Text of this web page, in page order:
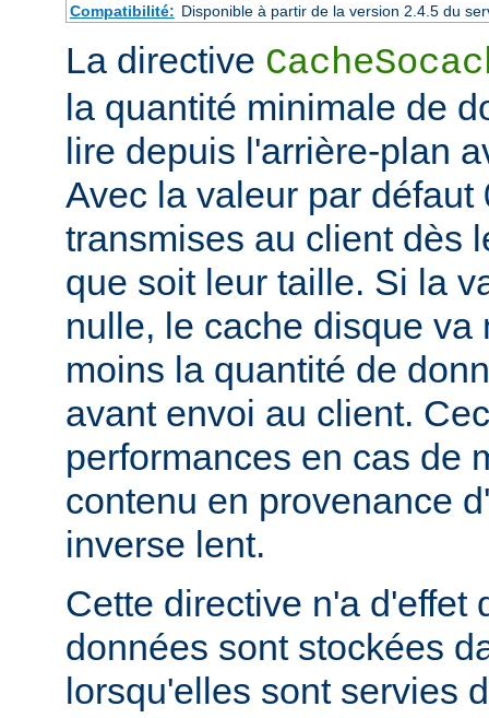
Compatibilité: Disponible à partir de la version 2.4.5 du
La directive
la quantité minimale de
lire depuis l'arrière-plan
Avec la valeur par
transmises au client dès
que soit leur taille. Si la
nulle, le cache disque va
moins la quantité de
avant envoi au client.
performances en cas de
contenu en provenance
inverse lent.
Cette directive n'a d'effet
données sont stockées
lorsqu'elles sont servies